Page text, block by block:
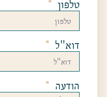
טלפון
דוא"ל
הודעה